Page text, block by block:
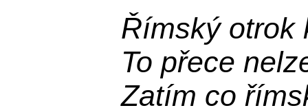
Římský otrok
To přece
Zatím co